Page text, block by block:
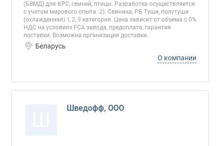
(БВМД) для КРС, свиней, птицы. Разработка осуществляется
с учетом мирового опыта. 2). Свинина, РБ Туши, полутуши
(охлажденная) 1, 2, 3 категория. Цена зависит от объема с 0%
НДС на условиях FCA завода, предоплата, гарантия
поставки. Возможна организация доставки.
Беларусь
О компании
Шведофф, ООО